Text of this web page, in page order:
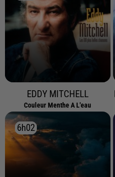
EDDY MITCHELL
Couleur Menthe A L'eau
6h02
6h02